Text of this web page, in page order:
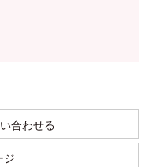
合わせる
ジ